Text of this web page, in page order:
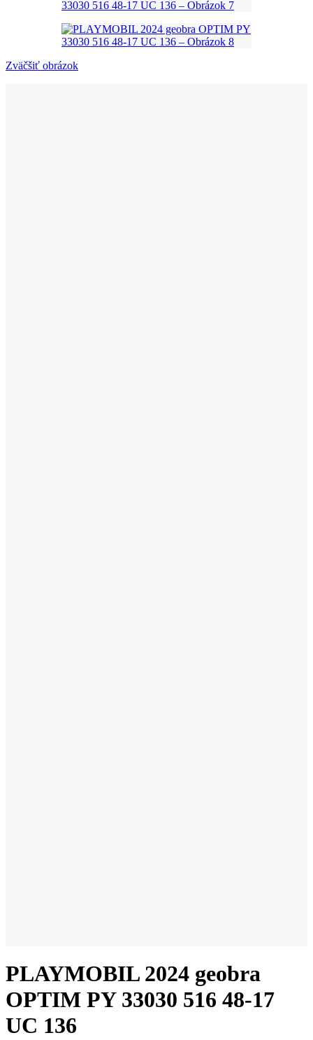
Zväčšiť obrázok
PLAYMOBIL 2024 geobra
OPTIM PY 33030 516 48-17
UC 136